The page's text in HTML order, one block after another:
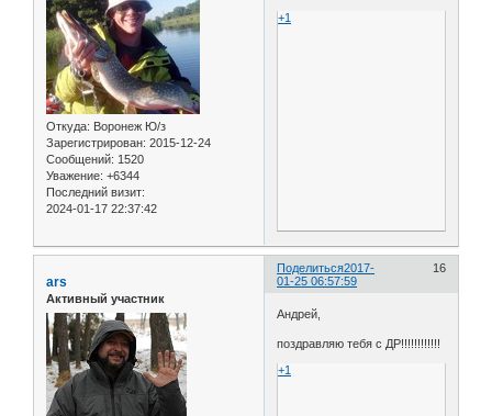
Откуда: Воронеж Ю/з
Зарегистрирован: 2015-12-24
Сообщений: 1520
Уважение: +6344
Последний визит:
2024-01-17 22:37:42
+1
Поделиться 16
2017-
01-25 06:57:59
ars
Активный участник
Андрей,
поздравляю тебя с ДР!!!!!!!!!!!!
+1